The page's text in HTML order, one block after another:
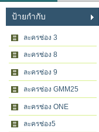
ป้ายกำกับ
ละครช่อง 3
ละครช่อง 8
ละครช่อง 9
ละครช่อง GMM25
ละครช่อง ONE
ละครช่อง5